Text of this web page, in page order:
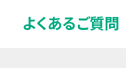
よくあるご質問